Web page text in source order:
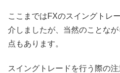
ここまではFXのスイングトレ
介しましたが、当然のことな
点もあります。
スイングトレードを行う際の